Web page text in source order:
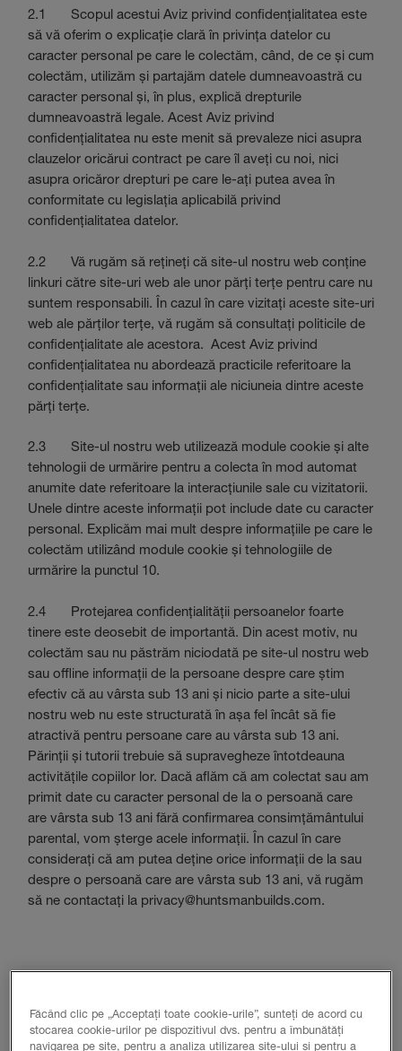
2.1 Scopul acestui Aviz privind confidențialitatea este
să vă oferim o explicație clară în privința datelor cu
caracter personal pe care le colectăm, când, de ce și cum
colectăm, utilizăm și partajăm datele dumneavoastră cu
caracter personal și, în plus, explică drepturile
dumneavoastră legale. Acest Aviz privind
confidențialitatea nu este menit să prevaleze nici asupra
clauzelor oricărui contract pe care îl aveți cu noi, nici
asupra oricăror drepturi pe care le-ați putea avea în
conformitate cu legislația aplicabilă privind
confidențialitatea datelor.
2.2 Vă rugăm să rețineți că site-ul nostru web conține
linkuri către site-uri web ale unor părți terțe pentru care nu
suntem responsabili. În cazul în care vizitați aceste site-uri
web ale părților terțe, vă rugăm să consultați politicile de
confidențialitate ale acestora. Acest Aviz privind
confidențialitatea nu abordează practicile referitoare la
confidențialitate sau informații ale niciuneia dintre aceste
părți terțe.
2.3 Site-ul nostru web utilizează module cookie și alte
tehnologii de urmărire pentru a colecta în mod automat
anumite date referitoare la interacțiunile sale cu vizitatorii.
Unele dintre aceste informații pot include date cu caracter
personal. Explicăm mai mult despre informațiile pe care le
colectăm utilizând module cookie și tehnologiile de
urmărire la punctul 10.
2.4 Protejarea confidențialității persoanelor foarte
tinere este deosebit de importantă. Din acest motiv, nu
colectăm sau nu păstrăm niciodată pe site-ul nostru web
sau offline informații de la persoane despre care știm
efectiv că au vârsta sub 13 ani și nicio parte a site-ului
nostru web nu este structurată în așa fel încât să fie
atractivă pentru persoane care au vârsta sub 13 ani.
Părinții și tutorii trebuie să supravegheze întotdeauna
activitățile copiilor lor. Dacă aflăm că am colectat sau am
primit date cu caracter personal de la o persoană care
are vârsta sub 13 ani fără confirmarea consimțământului
parental, vom șterge acele informații. În cazul în care
considerați că am putea deține orice informații de la sau
despre o persoană care are vârsta sub 13 ani, vă rugăm
să ne contactați la privacy@huntsmanbuilds.com.
Făcând clic pe „Acceptați toate cookie-urile”, sunteți de acord cu
stocarea cookie-urilor pe dispozitivul dvs. pentru a îmbunătăți
navigarea pe site, pentru a analiza utilizarea site-ului și pentru a